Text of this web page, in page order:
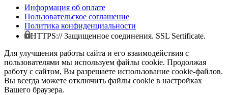
Информация об оплате
Пользовательское соглашение
Политика конфиденциальности
HTTPS:// Защищенное соединения. SSL Sertificate.
Для улучшения работы сайта и его взаимодействия с
пользователями мы используем файлы cookie. Продолжая
работу с сайтом, Вы разрешаете использование cookie-файлов.
Вы всегда можете отключить файлы cookie в настройках
Вашего браузера.